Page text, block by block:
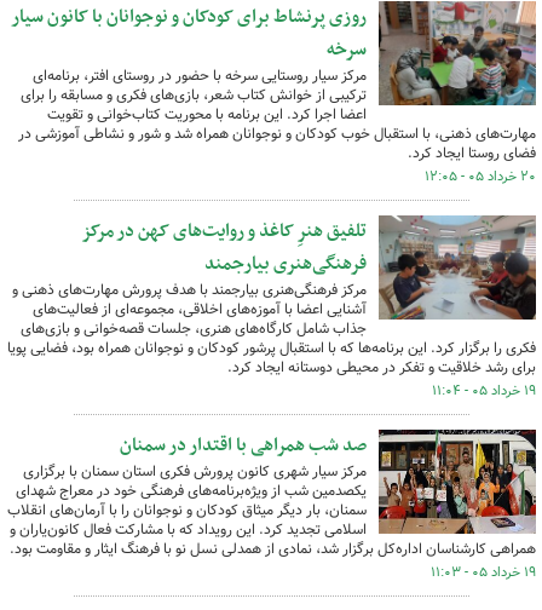
روزی پرنشاط برای کودکان و نوجوانان با کانون سیار
سرخه
مرکز سیار روستایی سرخه با حضور در روستای افتر، برنامه‌ای
ترکیبی از خوانش کتاب شعر، بازی‌های فکری و مسابقه را برای
اعضا اجرا کرد. این برنامه با محوریت کتاب‌خوانی و تقویت
مهارت‌های ذهنی، با استقبال خوب کودکان و نوجوانان همراه شد و شور و نشاطی آموزشی در
فضای روستا ایجاد کرد.
۲۰ خرداد ۰۵ - ۱۲:۰۵
تلفیق هنرِ کاغذ و روایت‌های کهن در مرکز
فرهنگی‌هنری بیارجمند
مرکز فرهنگی‌هنری بیارجمند با هدف پرورش مهارت‌های ذهنی و
آشنایی اعضا با آموزه‌های اخلاقی، مجموعه‌ای از فعالیت‌های
جذاب شامل کارگاه‌های هنری، جلسات قصه‌خوانی و بازی‌های
فکری را برگزار کرد. این برنامه‌ها که با استقبال پرشور کودکان و نوجوانان همراه بود، فضایی پویا
برای رشد خلاقیت و تفکر در محیطی دوستانه ایجاد کرد.
۱۹ خرداد ۰۵ - ۱۱:۰۴
صد شب همراهی با اقتدار در سمنان
مرکز سیار شهری کانون پرورش فکری استان سمنان با برگزاری
یکصدمین شب از ویژه‌برنامه‌های فرهنگی خود در معراج شهدای
سمنان، بار دیگر میثاق کودکان و نوجوانان را با آرمان‌های انقلاب
اسلامی تجدید کرد. این رویداد که با مشارکت فعال کانون‌یاران و
همراهی کارشناسان اداره‌کل برگزار شد، نمادی از همدلی نسل نو با فرهنگ ایثار و مقاومت بود.
۱۹ خرداد ۰۵ - ۱۱:۰۳